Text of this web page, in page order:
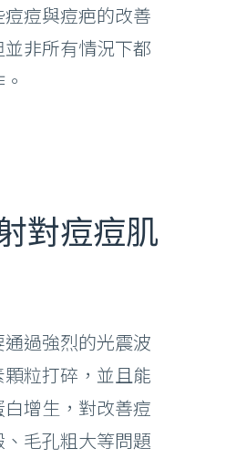
痘與痘疤的改善
非所有情況下都
對痘痘肌
過強烈的光震波
粒打碎，並且能
增生，對改善痘
毛孔粗大等問題